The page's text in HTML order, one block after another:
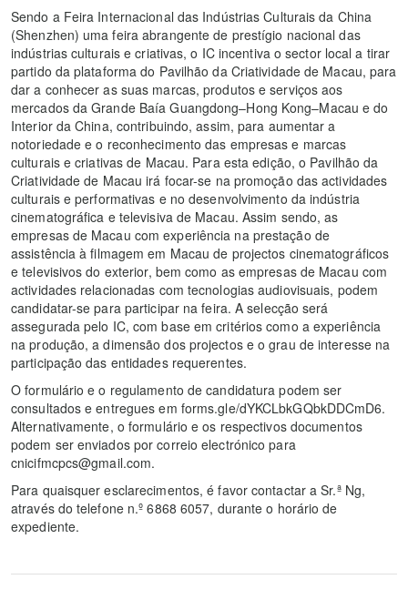
Sendo a Feira Internacional das Indústrias Culturais da China
(Shenzhen) uma feira abrangente de prestígio nacional das
indústrias culturais e criativas, o IC incentiva o sector local a tirar
partido da plataforma do Pavilhão da Criatividade de Macau, para
dar a conhecer as suas marcas, produtos e serviços aos
mercados da Grande Baía Guangdong–Hong Kong–Macau e do
Interior da China, contribuindo, assim, para aumentar a
notoriedade e o reconhecimento das empresas e marcas
culturais e criativas de Macau. Para esta edição, o Pavilhão da
Criatividade de Macau irá focar-se na promoção das actividades
culturais e performativas e no desenvolvimento da indústria
cinematográfica e televisiva de Macau. Assim sendo, as
empresas de Macau com experiência na prestação de
assistência à filmagem em Macau de projectos cinematográficos
e televisivos do exterior, bem como as empresas de Macau com
actividades relacionadas com tecnologias audiovisuais, podem
candidatar-se para participar na feira. A selecção será
assegurada pelo IC, com base em critérios como a experiência
na produção, a dimensão dos projectos e o grau de interesse na
participação das entidades requerentes.
O formulário e o regulamento de candidatura podem ser
consultados e entregues em forms.gle/dYKCLbkGQbkDDCmD6.
Alternativamente, o formulário e os respectivos documentos
podem ser enviados por correio electrónico para
cnicifmcpcs@gmail.com.
Para quaisquer esclarecimentos, é favor contactar a Sr.ª Ng,
através do telefone n.º 6868 6057, durante o horário de
expediente.